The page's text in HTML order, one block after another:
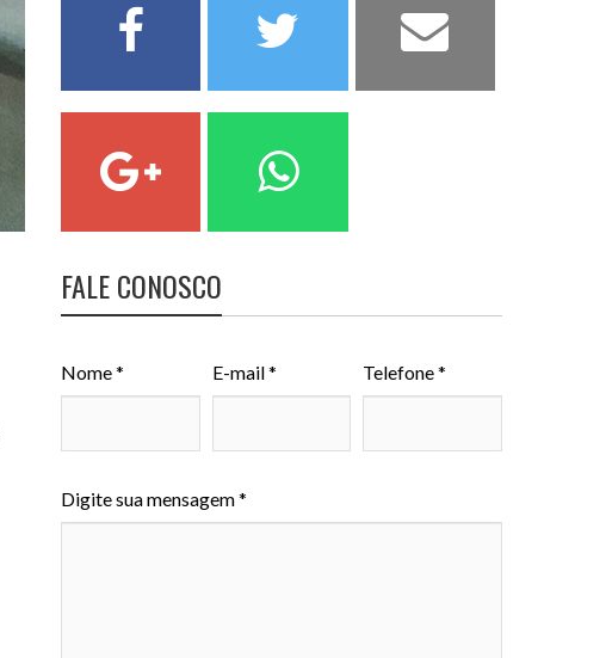
FALE CONOSCO
Nome * E-mail * Telefone *
Digite sua mensagem *